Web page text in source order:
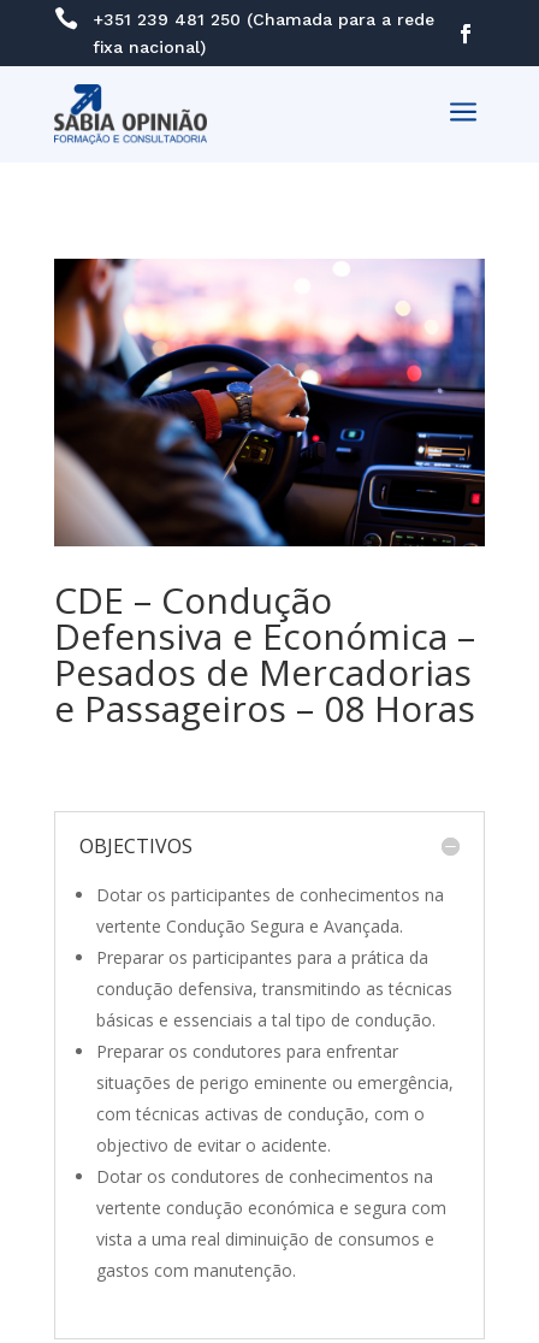

+351 239 481 250 (Chamada para a rede
fixa nacional)
a
CDE – Condução
Defensiva e Económica –
Pesados de Mercadorias
e Passageiros – 08 Horas
OBJECTIVOS
Dotar os participantes de conhecimentos na
vertente Condução Segura e Avançada.
Preparar os participantes para a prática da
condução defensiva, transmitindo as técnicas
básicas e essenciais a tal tipo de condução.
Preparar os condutores para enfrentar
situações de perigo eminente ou emergência,
com técnicas activas de condução, com o
objectivo de evitar o acidente.
Dotar os condutores de conhecimentos na
vertente condução económica e segura com
vista a uma real diminuição de consumos e
gastos com manutenção.